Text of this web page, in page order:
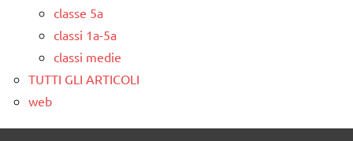
classe 5a
classi 1a-5a
classi medie
TUTTI GLI ARTICOLI
web